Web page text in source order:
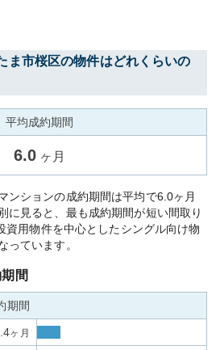
ま市桜区の物件はどれくらいの
平均成約期間
6.0 ヶ月
ンションの成約期間は平均で6.0ヶ月
に見ると、最も成約期間が短い間取り
資用物件を中心としたシングル向け物
っています。
間
期間
ヶ月